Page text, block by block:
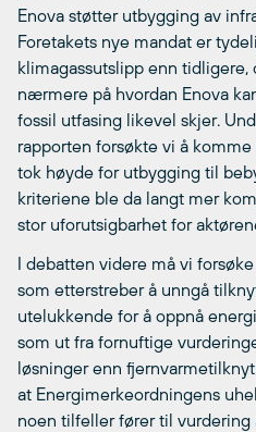
Enova støtter utbygging av
Foretakets nye mandat er
klimagassutslipp enn tidligere,
nærmere på hvordan Enova
fossil utfasing likevel skjer.
rapporten forsøkte vi å
tok høyde for utbygging til
kriteriene ble da langt mer
stor uforutsigbarhet for
I debatten videre må vi
som etterstreber å unngå
utelukkende for å oppnå
som ut fra fornuftige
løsninger enn
at Energimerkeordningens
noen tilfeller fører til vurdering